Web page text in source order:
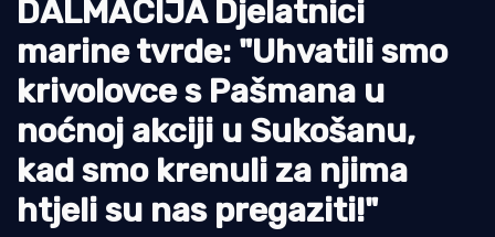
Ekologija
Tradicija i kultura
DALMACIJA Djelatnici
marine tvrde: "Uhvatili smo
krivolovce s Pašmana u
noćnoj akciji u Sukošanu,
kad smo krenuli za njima
htjeli su nas pregaziti!"